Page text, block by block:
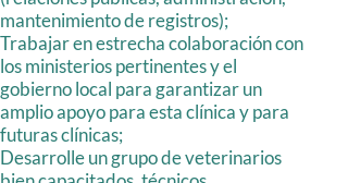
mantenimiento de registros);
Trabajar en estrecha colaboración con
los ministerios pertinentes y el
gobierno local para garantizar un
amplio apoyo para esta clínica y para
futuras clínicas;
Desarrolle un grupo de veterinarios